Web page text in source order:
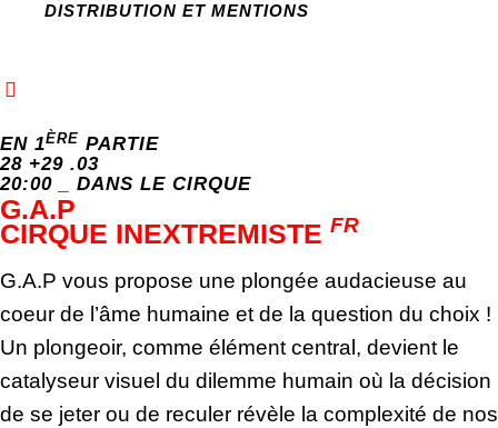
DISTRIBUTION ET MENTIONS
EN 1ÈRE PARTIE
28 +29 .03
20:00 _ DANS LE CIRQUE
G.A.P
CIRQUE INEXTREMISTE FR
G.A.P vous propose une plongée audacieuse au
coeur de l’âme humaine et de la question du choix !
Un plongeoir, comme élément central, devient le
catalyseur visuel du dilemme humain où la décision
de se jeter ou de reculer révèle la complexité de nos